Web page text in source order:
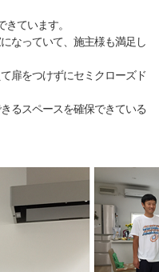
ています。
なっていて、施主様も満足し
扉をつけずにセミクローズド
るスペースを確保できている